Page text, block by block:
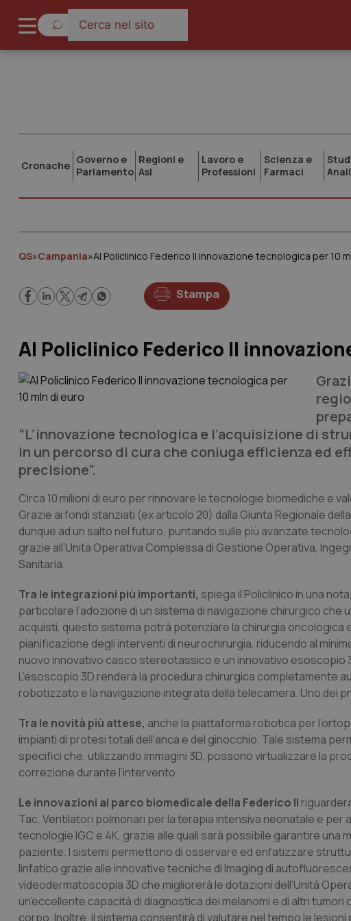
Cronache Governo e
Parlamento
Regioni e
Asl
Lavoro e
Professioni
Scienza e
Farmaci
QS»Campania»Al Policlinico Federico II innovazione tecnologica per 10
Stampa
Al Policlinico Federico II
“L’innovazione tecnologica e l’acquisizione di
in un percorso di cura che coniuga efficienza ed
precisione”.
Circa 10 milioni di euro per rinnovare le tecnologie biomediche e
Grazie ai fondi stanziati (ex articolo 20) dalla Giunta Regionale
dunque ad un salto nel futuro, puntando sulle più avanzate
grazie all’Unità Operativa Complessa di Gestione Operativa,
Sanitaria.
Tra le integrazioni più importanti, spiega il Policlinico in una
particolare l’adozione di un sistema di navigazione chirurgico
acquisti, questo sistema potrà potenziare la chirurgia oncologica
pianificazione degli interventi di neurochirurgia, riducendo al
nuovo innovativo casco stereotassico e un innovativo esoscopio
L’esoscopio 3D renderà la procedura chirurgica completamente
robotizzato e la navigazione integrata della telecamera. Uno dei
Tra le novità più attese, anche la piattaforma robotica per
impianti di protesi totali dell’anca e del ginocchio. Tale sistema
specifici che, utilizzando immagini 3D, possono virtualizzare la
correzione durante l’intervento.
Le innovazioni al parco biomedicale della Federico II
Tac, Ventilatori polmonari per la terapia intensiva neonatale e
tecnologie IGC e 4K, grazie alle quali sarà possibile garantire
paziente. I sistemi permettono di osservare ed enfatizzare
linfatico grazie alle innovative tecniche di Imaging di
videodermatoscopia 3D che migliorerà le dotazioni dell’Unità
un’eccellente capacità di diagnostica dei melanomi e di altri
corpo. Inoltre, il sistema consentirà di valutare nel tempo le